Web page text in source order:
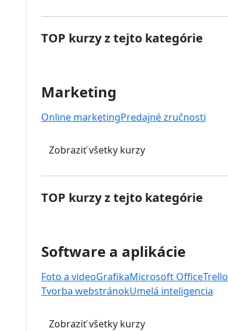
TOP kurzy z tejto kategórie
Marketing
Online marketingPredajné zručnosti
Zobraziť všetky kurzy
TOP kurzy z tejto kategórie
Software a aplikácie
Foto a videoGrafikaMicrosoft OfficeTrello
Tvorba webstránokUmelá inteligencia
Zobraziť všetky kurzy